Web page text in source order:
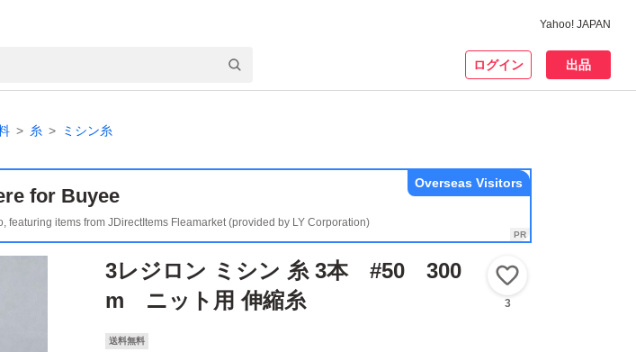
Yahoo! JAPAN
ログイン 出品
糸 ミシン糸
for Buyee
items from JDirectItems Fleamarket (provided by LY Corporation)
Overseas Visitors
3レジロン ミシン 糸 3本 #50 300
m ニット用 伸縮糸
3
送料無料